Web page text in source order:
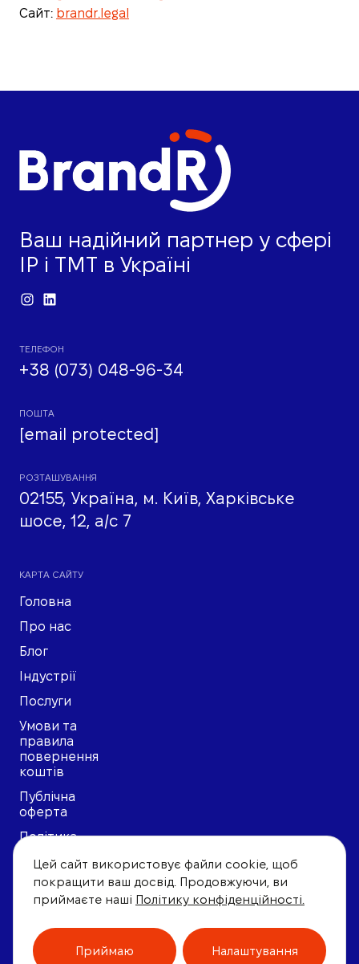
Сайт: brandr.legal
Ваш надійний партнер у сфері
IP і ТМТ в Україні
ТЕЛЕФОН
+38 (073) 048-96-34
ПОШТА
[email protected]
РОЗТАШУВАННЯ
02155, Україна, м. Київ, Харківське
шосе, 12, а/с 7
КАРТА САЙТУ
Головна
Про нас
Блог
Індустрії
Послуги
Умови та
правила
повернення
коштів
Публічна
оферта
Політика
Угода
користувача
© 2023, АБ «Юридична фірма Полікарпова». Всі
Цей сайт використовує файли cookie, щоб
покращити ваш досвід. Продовжуючи, ви
приймаєте наші Політику конфіденційності.
Приймаю Налаштування